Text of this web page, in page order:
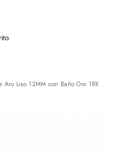
Aro Liso 12MM con Baño Oro 18K